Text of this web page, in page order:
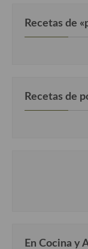
Recetas de
Recetas de
En Cocina y